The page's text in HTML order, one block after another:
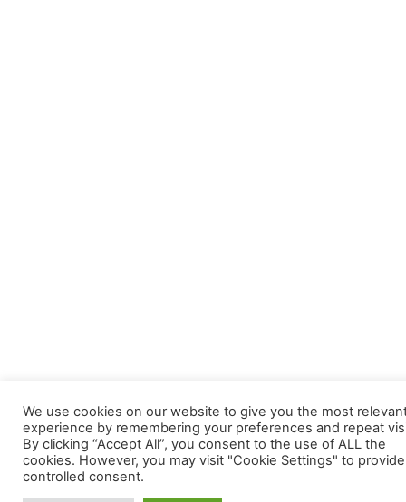
We use cookies on our website to give you the most
experience by remembering your preferences and repeat
By clicking “Accept All”, you consent to the use of ALL the
cookies. However, you may visit "Cookie Settings" to
controlled consent.